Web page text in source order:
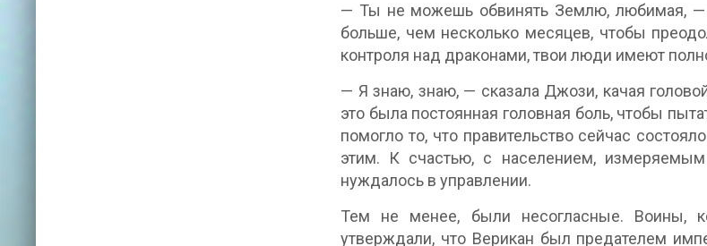
— Ты не можешь обвинять Землю, любимая, —
больше, чем несколько месяцев, чтобы
контроля над драконами, твои люди имеют
— Я знаю, знаю, — сказала Джози, качая
это была постоянная головная боль, чтобы
помогло то, что правительство сейчас
этим. К счастью, с населением,
нуждалось в управлении.
Тем не менее, были несогласные. Воины,
утверждали, что Верикан был предателем